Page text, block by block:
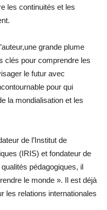
les continuités et les
grande plume
clés pour comprendre les
le futur avec
pour qui
la mondialisation et les
de l’Institut de
(IRIS) et fondateur de
pédagogiques, il
le monde ». Il est déjà
les relations internationales